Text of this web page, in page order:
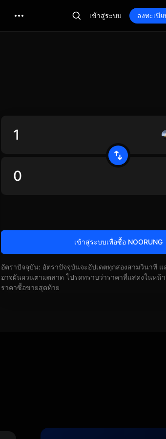
เข้าสู่ระบบ ลงทะเบี
เข้าสู่ระบบเพื่อซื้อ NOORUNG
อัตราปัจจุบัน: อัตราปัจจุบันจะอัปเดตทุกสองสามวินาที แ
อาจผันผวนตามตลาด โปรดทราบว่าราคาที่แสดงในหน้
ราคาซื้อขายสุดท้าย